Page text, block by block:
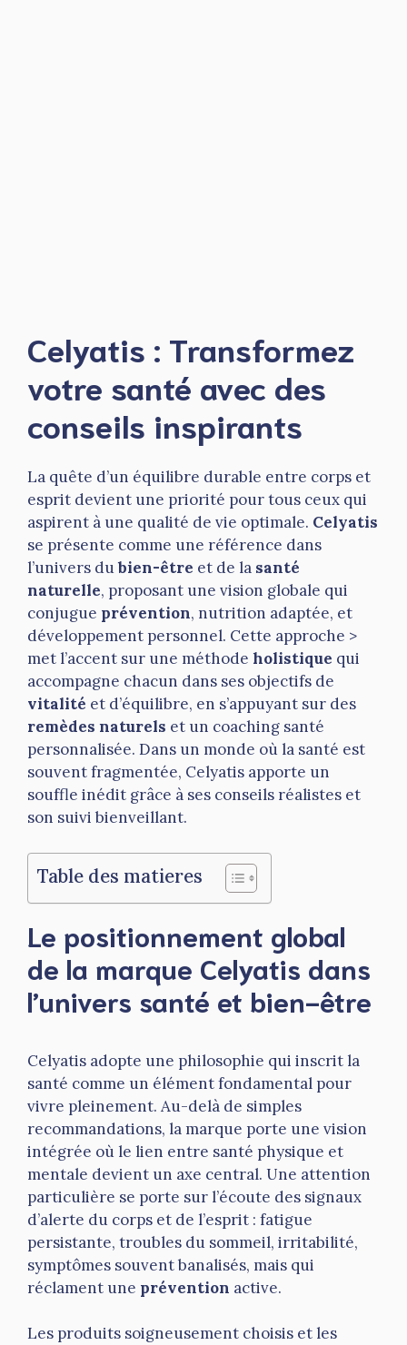
Celyatis : Transformez
votre santé avec des
conseils inspirants
La quête d’un équilibre durable entre corps et
esprit devient une priorité pour tous ceux qui
aspirent à une qualité de vie optimale. Celyatis
se présente comme une référence dans
l’univers dubien-être et de la santé
naturelle, proposant une vision globale qui
conjugue prévention, nutrition adaptée, et
développement personnel. Cette approche >
met l’accent sur une méthode holistique qui
accompagne chacun dans ses objectifs de
vitalité et d’équilibre, en s’appuyant sur des
remèdes naturels et un coaching santé
personnalisée. Dans un monde où la santé est
souvent fragmentée, Celyatis apporte un
souffle inédit grâce à ses conseils réalistes et
son suivi bienveillant.
Table des matieres
Le positionnement global
de la marque Celyatis dans
l’univers santé et bien-être
Celyatis adopte une philosophie qui inscrit la
santé comme un élément fondamental pour
vivre pleinement. Au-delà de simples
recommandations, la marque porte une vision
intégrée où le lien entre santé physique et
mentale devient un axe central. Une attention
particulière se porte sur l’écoute des signaux
d’alerte du corps et de l’esprit : fatigue
persistante, troubles du sommeil, irritabilité,
symptômes souvent banalisés, mais qui
réclament une prévention active.
Les produits soigneusement choisis et les